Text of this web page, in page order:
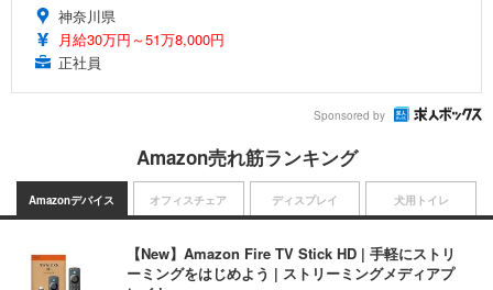
神奈川県
月給30万円～51万8,000円
正社員
Sponsored by
Amazon売れ筋ランキング
Amazonデバイス
【New】Amazon Fire TV Stick HD | 手軽にストリ
ーミングをはじめよう | ストリーミングメディアプ
オフィスチェア ディスプレイ 犬用トイレ